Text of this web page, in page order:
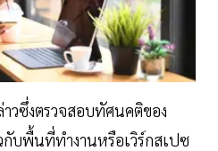
าวซึ่งตรวจสอบทัศนคติของ
กับพื้นที่ทำงานหรือเวิร์กสเปซ